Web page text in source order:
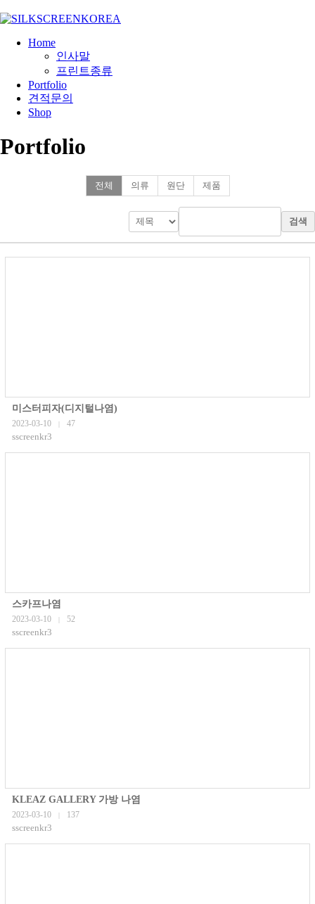
Home
인사말
프린트종류
Portfolio
견적문의
Shop
Portfolio
전체 의류 원단 제품
검색
미스터피자(디지털나염)
2023-03-10 47
sscreenkr3
스카프나염
2023-03-10 52
sscreenkr3
KLEAZ GALLERY 가방 나염
2023-03-10 137
sscreenkr3